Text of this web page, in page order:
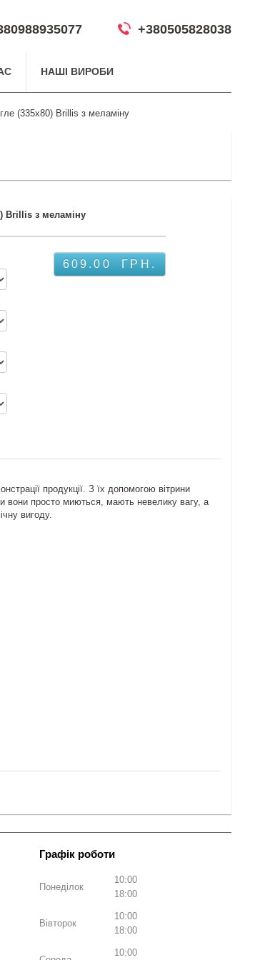
+380505828038
НАШІ ВИРОБИ
(335х80) Brillis з меламіну
Brillis з меламіну
609.00 ГРН.
продукції. З їх допомогою вітрини
вони просто миються, мають невелику вагу, а
вигоду.
Понеділок
10:00
18:00
Вівторок
10:00
18:00
10:00